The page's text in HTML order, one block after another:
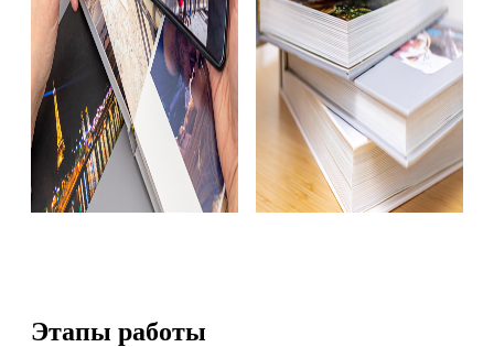
Этапы работы